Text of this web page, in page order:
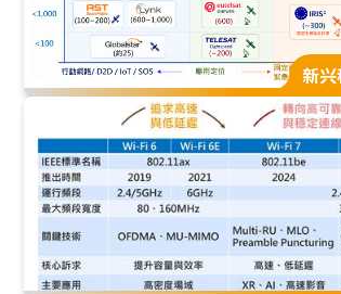
新